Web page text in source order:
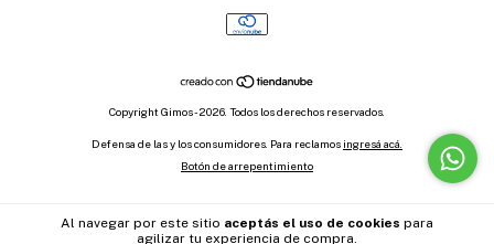
Al navegar por este sitio aceptás el uso de cookies para
agilizar tu experiencia de compra.
Copyright Gimos - 2026. Todos los derechos reservados.
Defensa de las y los consumidores. Para reclamos ingresá acá.
Botón de arrepentimiento